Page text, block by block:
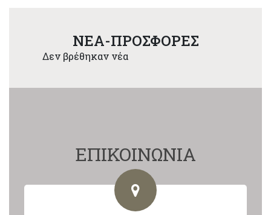
NEA-ΠΡΟΣΦΟΡΕΣ
Δεν βρέθηκαν νέα
ΕΠΙΚΟΙΝΩΝΙΑ